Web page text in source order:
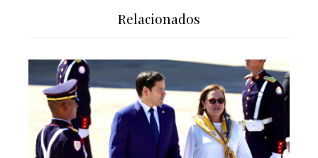
Relacionados